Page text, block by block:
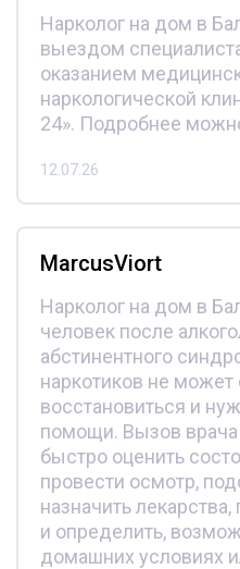
Нарколог на дом в
выездом
оказанием
наркологической
24». Подробнее
12.07.26
MarcusViort
Нарколог на дом в
человек после
абстинентного
наркотиков не может
восстановиться и
помощи. Вызов
быстро оценить
провести осмотр,
назначить
и определить,
домашних условиях